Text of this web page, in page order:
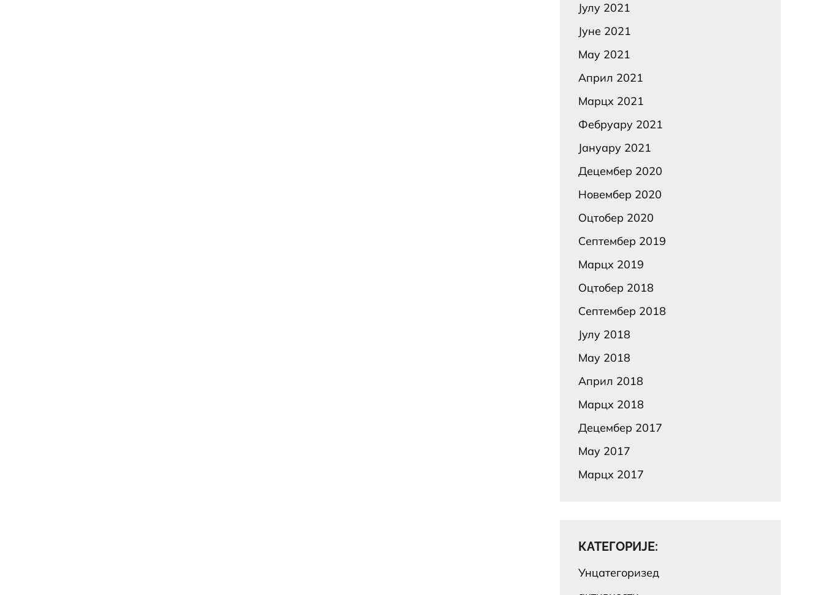
Јулy 2021
Јуне 2021
Маy 2021
Април 2021
Марцх 2021
Фебруарy 2021
Јануарy 2021
Децембер 2020
Новембер 2020
Оцтобер 2020
Септембер 2019
Марцх 2019
Оцтобер 2018
Септембер 2018
Јулy 2018
Маy 2018
Април 2018
Марцх 2018
Децембер 2017
Маy 2017
Марцх 2017
КАТЕГОРИЈЕ:
Унцатегоризед